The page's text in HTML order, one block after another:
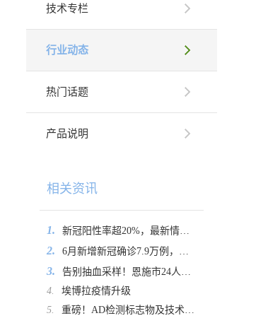
技术专栏
行业动态
热门话题
产品说明
相关资讯
1. 新冠阳性率超20%，最新情况公布
2. 6月新增新冠确诊7.9万例，其中重症130例
3.
告别抽血采样！恩施市24人通过口腔拭子加入中华骨髓库
4.
埃博拉疫情升级
5.
重磅！AD检测标志物及技术，专家共识发布